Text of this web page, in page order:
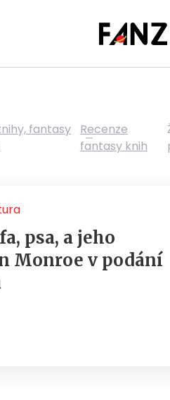
fantasy
Recenze
fantasy knih
psa, a jeho
Monroe v podání